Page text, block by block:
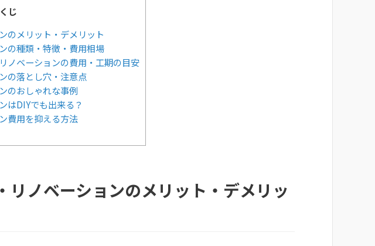
じ
のメリット・デメリット
の種類・特徴・費用相場
ノベーションの費用・工期の目安
の落とし穴・注意点
のおしゃれな事例
はDIYでも出来る？
費用を抑える方法
リノベーションのメリット・デメリッ